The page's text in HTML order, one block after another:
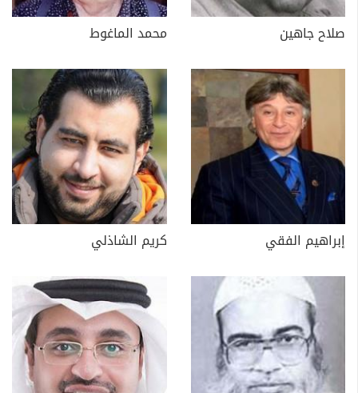
صلاح جاهين محمد الماغوط
إبراهيم الفقي كريم الشاذلي